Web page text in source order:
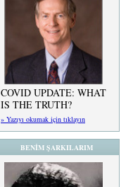
COVID UPDATE: WHAT
IS THE TRUTH?
» Yazıyı okumak için tıklayın
BENİM ŞARKILARIM